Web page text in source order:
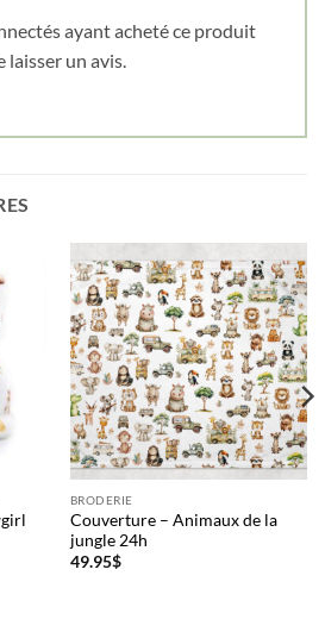
ayant acheté ce produit
laisser un avis.
BRODERIE
Couverture – Animaux de la
jungle 24h
49.95$